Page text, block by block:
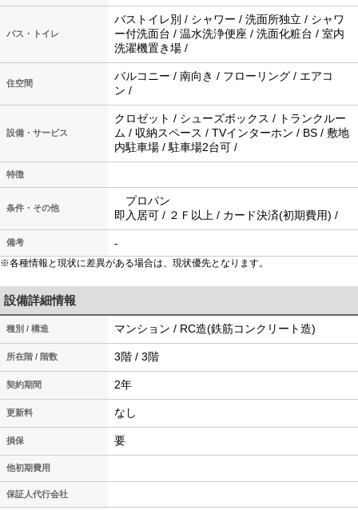
バス・トイレ
バストイレ別 / シャワー / 洗面所独立 / シャワ
ー付洗面台 / 温水洗浄便座 / 洗面化粧台 / 室内
洗濯機置き場 /
住空間
バルコニー / 南向き / フローリング / エアコ
ン /
設備・サービス
クロゼット / シューズボックス / トランクルー
ム / 収納スペース / TVインターホン / BS / 敷地
内駐車場 / 駐車場2台可 /
特徴
条件・その他
プロパン
即入居可 / ２Ｆ以上 / カード決済(初期費用) /
備考 -
※各種情報と現状に差異がある場合は、現状優先となります。
設備詳細情報
種別 / 構造 マンション / RC造(鉄筋コンクリート造)
所在階 / 階数 3階 / 3階
契約期間 2年
更新料 なし
損保 要
他初期費用
保証人代行会社